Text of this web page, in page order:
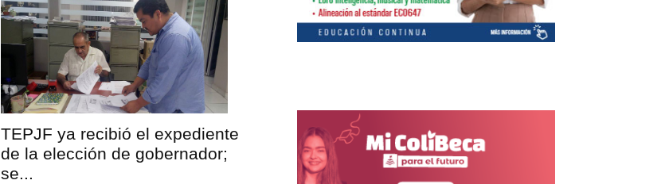
TEPJF ya recibió el expediente
de la elección de gobernador;
se...